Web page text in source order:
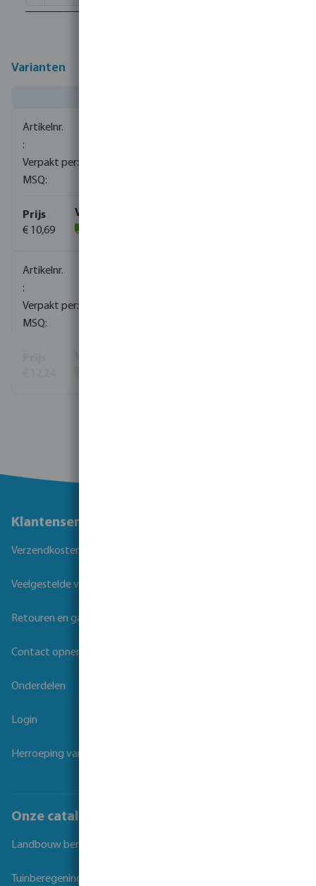
Varianten
€ 10,69
Klantenservice
Verzendkosten
Veelgestelde vragen
Retouren en garantie
Contact opnemen
Onderdelen
Login
Herroeping van overeenkomst
Onze catalogi
Landbouw beregening
Tuinberegening